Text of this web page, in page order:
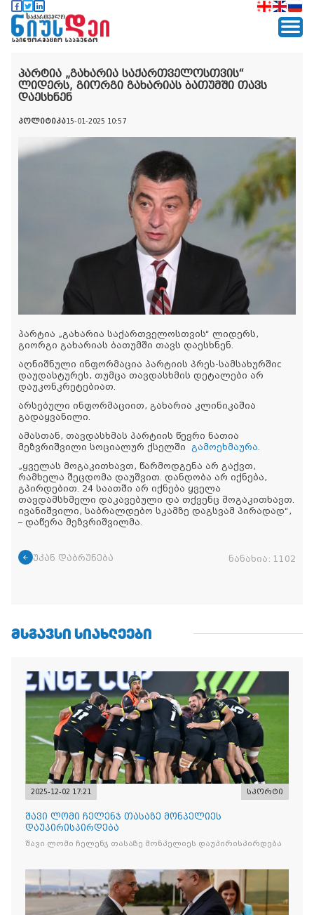
პარტია „გახარია საქართველოსთვის“
ლიდერს, გიორგი გახარიას ბათუმში თავს
დაესხნენ
პოლიტიკა15-01-2025 10:57
პარტია „გახარია საქართველოსთვის“ ლიდერს,
გიორგი გახარიას ბათუმში თავს დაესხნენ.
აღნიშნული ინფორმაცია პარტიის პრეს-სამსახურშიc
დაუდასტურეს, თუმცა თავდასხმის დეტალები არ
დაუკონკრეტებიათ.
არსებული ინფორმაციით, გახარია კლინიკაშია
გადაყვანილი.
ამასთან, თავდასხმას პარტიის წევრი ნათია
მეზვრიშვილი სოციალურ ქსელში გამოეხმაურა.
„ყველას მოგაკითხავთ, წარმოდგენა არ გაქვთ,
რამხელა შეცდომა დაუშვით. დანდობა არ იქნება,
გპირდებით. 24 საათში არ იქნება ყველა
თავდამსხმელი დაკავებული და თქვენც მოგაკითხავთ.
ივანიშვილი, საბრალდებო სკამზე დაგსვამ პირადად“,
– დაწერა მეზვრიშვილმა.
უკან დაბრუნება ნანახია: 1102
ᲛᲡᲒᲐᲕᲡᲘ ᲡᲘᲐᲮᲚᲔᲔᲑᲘ
2025-12-02 17:21 სპორტი
შავი ლომი ჩელენჯ თასაზე მონპელიეს
დაუპირისპირდება
შავი ლომი ჩელენჯ თასაზე მონპელიეს დაუპირისპირდება